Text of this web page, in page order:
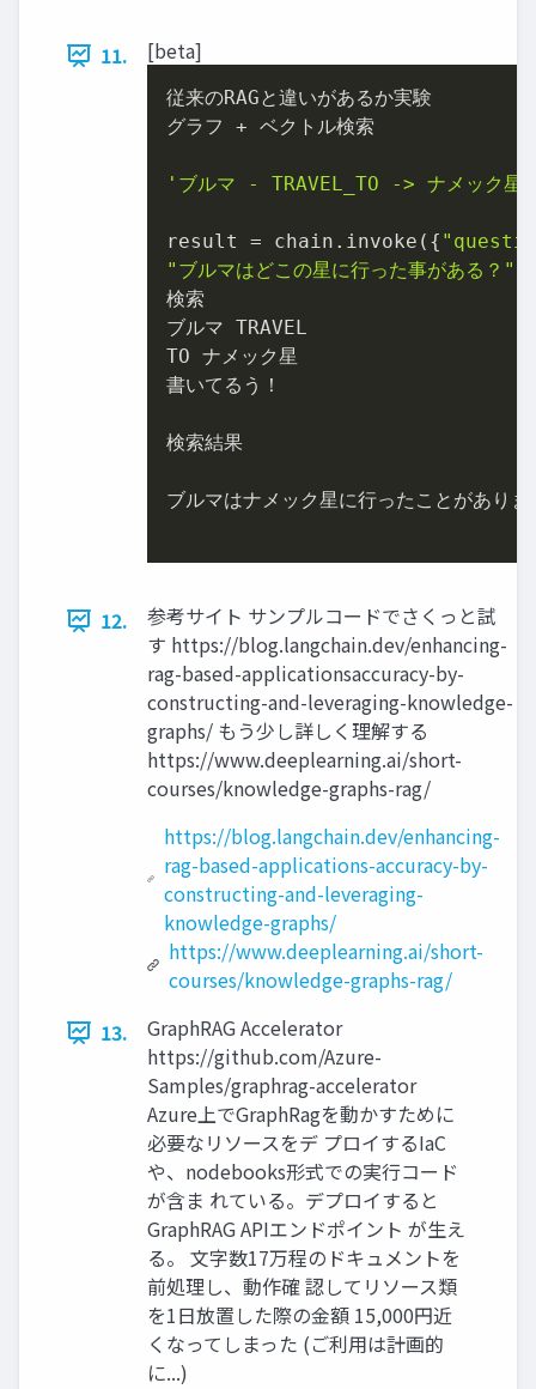
11. [beta]
従来のRAGと違いがあるか実験
グラフ + ベクトル検索
'ブルマ - TRAVEL_TO -> ナメック星'
result = chain.invoke({
"ブルマはどこの星に行った事がある？"
検索
ブルマ TRAVEL
TO ナメック星
書いてるう！
検索結果
ブルマはナメック星に行ったことがありま
12.
参考サイト サンプルコードでさくっと試
す https://blog.langchain.dev/enhancing-
rag-based-applicationsaccuracy-by-
constructing-and-leveraging-knowledge-
graphs/ もう少し詳しく理解する
https://www.deeplearning.ai/short-
courses/knowledge-graphs-rag/
https://blog.langchain.dev/enhancing-
rag-based-applications-accuracy-by-
constructing-and-leveraging-
knowledge-graphs/
https://www.deeplearning.ai/short-
courses/knowledge-graphs-rag/
13.
GraphRAG Accelerator
https://github.com/Azure-
Samples/graphrag-accelerator
Azure上でGraphRagを動かすために
必要なリソースをデ プロイするIaC
や、nodebooks形式での実行コード
が含ま れている。デプロイすると
GraphRAG APIエンドポイント が生え
る。 文字数17万程のドキュメントを
前処理し、動作確 認してリソース類
を1日放置した際の金額 15,000円近
くなってしまった (ご利用は計画的
に...)